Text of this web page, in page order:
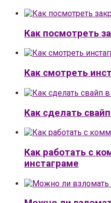
Как посмотреть
Как смотреть
Как сделать
Как работать с
инстаграме